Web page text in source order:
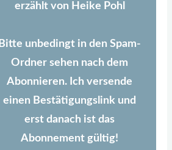
erzählt von Heike Pohl
Bitte unbedingt in den Spam-
Ordner sehen nach dem
Abonnieren. Ich versende
einen Bestätigungslink und
erst danach ist das
Abonnement gültig!